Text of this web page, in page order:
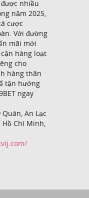
nhiều
năm 2025,
cược
Với đường
mãi mới
hàng loạt
cho
hàng thân
tận hưởng
ngay
An Lạc
Chí Minh,